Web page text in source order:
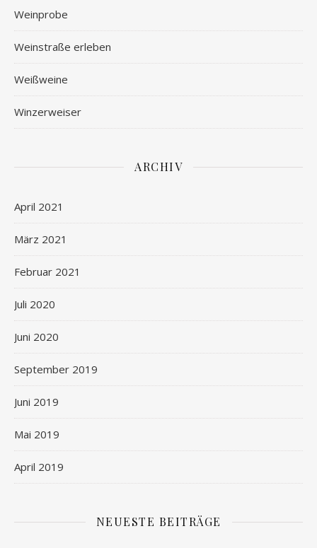
Weinprobe
Weinstraße erleben
Weißweine
Winzerweiser
ARCHIV
April 2021
März 2021
Februar 2021
Juli 2020
Juni 2020
September 2019
Juni 2019
Mai 2019
April 2019
NEUESTE BEITRÄGE